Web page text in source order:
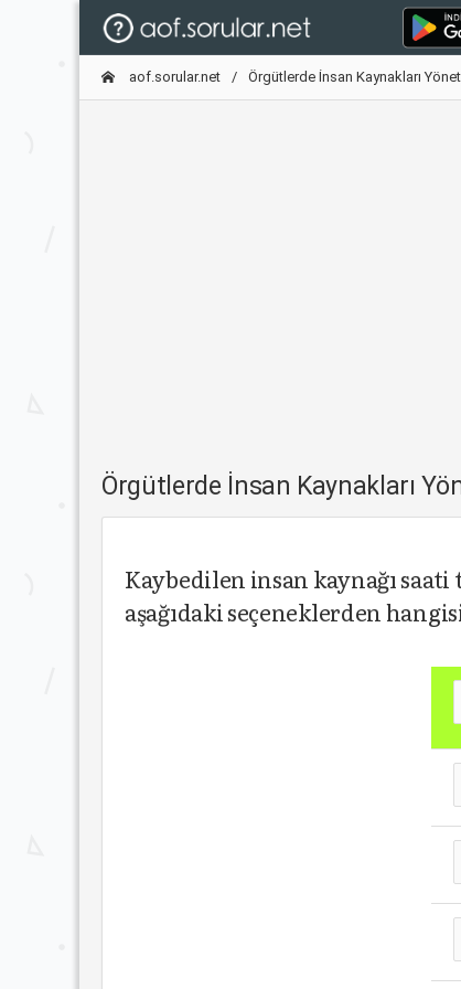
aof.sorular.net Örgütlerde İnsan Kaynakları
Örgütlerde İnsan Kaynakları
Kaybedilen insan kaynağı
aşağıdaki seçeneklerden